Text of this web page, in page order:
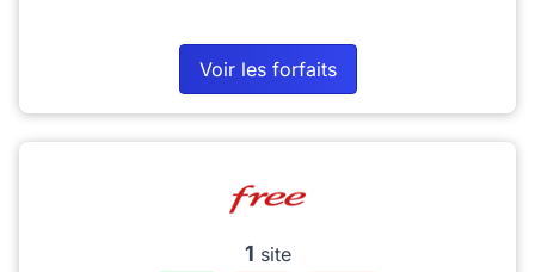
Voir les forfaits
1 site